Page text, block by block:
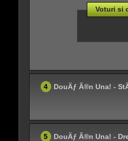
Voturi si
4 DouÄƒ Ã®n Una! -
5 DouÄƒ Ã®n Una! -